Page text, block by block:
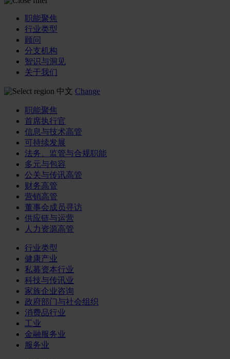
职能聚焦
行业类型
顾问
分支机构
智识与洞见
关于我们
中文 Change
职能聚焦
首席执行官
信息与技术高管
可持续发展
法务、监管与合规职能
多元与包容
公关与传讯高管
财务高管
营销高管
董事会成员寻访
供应链与运营
人力资源高管
行业类型
健康产业
私募资本行业
科技与传讯业
家族企业咨询
政府部门与社会组织
消费品行业
工业
金融服务业
服务业